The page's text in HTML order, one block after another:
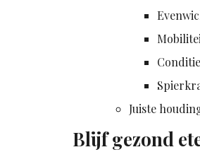
Conditie
Juiste
Blijf gezond